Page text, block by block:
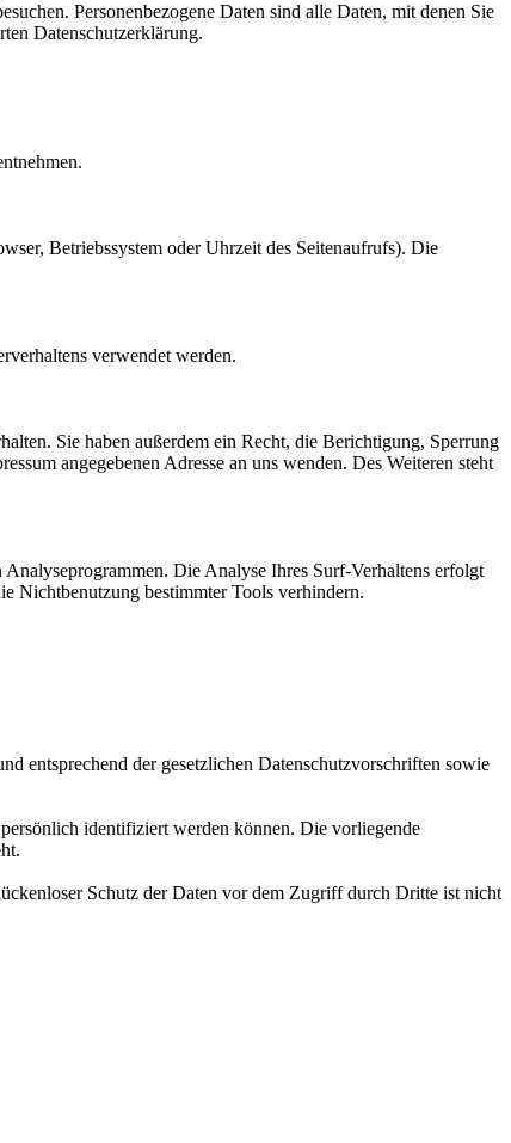
Personenbezogene Daten sind alle Daten, mit denen Sie
Datenschutzerklärung.
Betriebssystem oder Uhrzeit des Seitenaufrufs). Die
verwendet werden.
Sie haben außerdem ein Recht, die Berichtigung, Sperrung
angegebenen Adresse an uns wenden. Des Weiteren steht
Die Analyse Ihres Surf-Verhaltens erfolgt
Nichtbenutzung bestimmter Tools verhindern.
entsprechend der gesetzlichen Datenschutzvorschriften sowie
identifiziert werden können. Die vorliegende
Schutz der Daten vor dem Zugriff durch Dritte ist nicht